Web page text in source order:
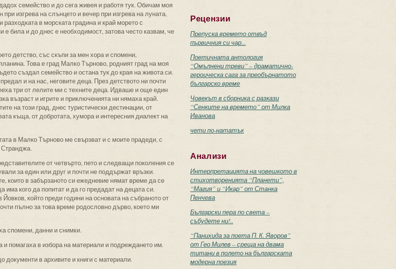
семейство и до сега живея и работя тук. Обичам моя
изгрева на слънцето и вечер при изгрева на луната,
в морската градина и край морето с
била и до днес е необходимост, затова често казвам, че
детство, със скъпи за мен хора и спомени,
Това е град Малко Търново, родният град на моя
създал семейство и остана тук до края на живота си.
и на нас, неговите деца. През детството ни почти
три от лелите ми с техните деца. Идваше и още един
възраст и игрите и приключенията ни нямаха край.
на този град, днес туристически дестинации, от
къща, от добротата, хумора и интересния диалект на
в Малко Търново ме свързват и с моите прадеди, с
Странджа.
от четвърто, пето и следващи поколения се
за един или друг и почти не поддържат връзки.
които в забързаното си ежедневие нямат време да се
кого да попитат и да го предадат на децата си.
който преди години на основата на събраното от
пълно за това време родословно дърво, което ми
спомени, данни и снимки.
помагаха в избора на материали и подреждането им.
документи в архивите и книги с материали.
Рецензии
Препуска времето отвъд
първичния си чар...
Поетичната антология
“Омълнени треви” – драматично-
героическа сага за преобърнатото
българско време
Човекът в сборника с разкази
“Сенките на времето” от Милка
Иванова
чети по-нататък
Анализи
Интерпретацията на човешкото в
стихотворенията “Планети”,
“Магия” и “Икар” от Станка
Пенчева
Български пера по света –
събудете ни!..
“Панихида за поета П. К. Яворов”
от Гео Милев – среща на двама
титани в полето на българската
модерна поезия